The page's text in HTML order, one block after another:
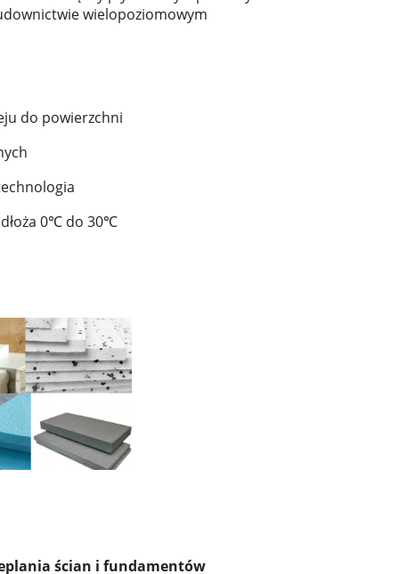
wielopoziomowym
do powierzchni
0℃ do 30℃
ścian i fundamentów